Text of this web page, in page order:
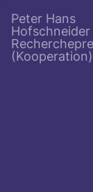
Peter Hans
Hofschneider
(Kooperation)